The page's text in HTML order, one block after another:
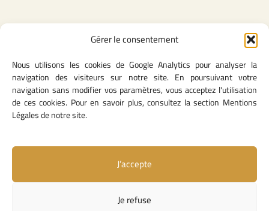
Gérer le consentement
Nous utilisons les cookies de Google Analytics pour analyser la
navigation des visiteurs sur notre site. En poursuivant votre
navigation sans modifier vos paramètres, vous acceptez l'utilisation
de ces cookies. Pour en savoir plus, consultez la section Mentions
Légales de notre site.
J’accepte
Je refuse
Legal Content
Privacy Policy
General Terms of Use
Legal notice
Useful Links
Missions and Responsibilities